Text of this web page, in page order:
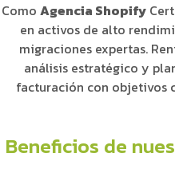
Como Agencia Shopify
en activos de alto
migraciones expertas.
análisis estratégico y
facturación con objetivos
Beneficios de